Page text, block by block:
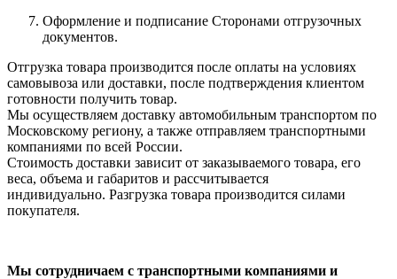
Оформление и подписание Сторонами отгрузочных
документов.
Отгрузка товара производится после оплаты на условиях
самовывоза или доставки, после подтверждения клиентом
готовности получить товар.
Мы осуществляем доставку автомобильным транспортом по
Московскому региону, а также отправляем транспортными
компаниями по всей России.
Стоимость доставки зависит от заказываемого товара, его
веса, объема и габаритов и рассчитывается
индивидуально. Разгрузка товара производится силами
покупателя.
Мы сотрудничаем с транспортными компаниями и